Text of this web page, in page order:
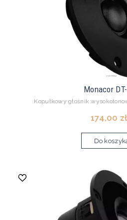
Monacor
Kopułkowy głośnik
174,00
Do